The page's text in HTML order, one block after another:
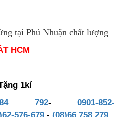
tại Phú Nhuận chất lượng
HCM
1kí
792- 0901-852-
576-679 - (08)66 758 279